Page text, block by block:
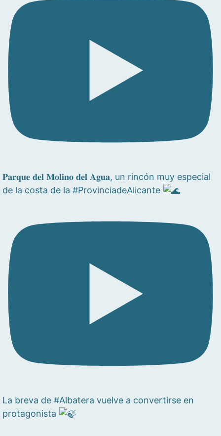
𝐏𝐚𝐫𝐪𝐮𝐞 𝐝𝐞𝐥 𝐌𝐨𝐥𝐢𝐧𝐨 𝐝𝐞𝐥 𝐀𝐠𝐮𝐚, un rincón muy especial
de la costa de la #ProvinciadeAlicante
La breva de #Albatera vuelve a convertirse en
protagonista